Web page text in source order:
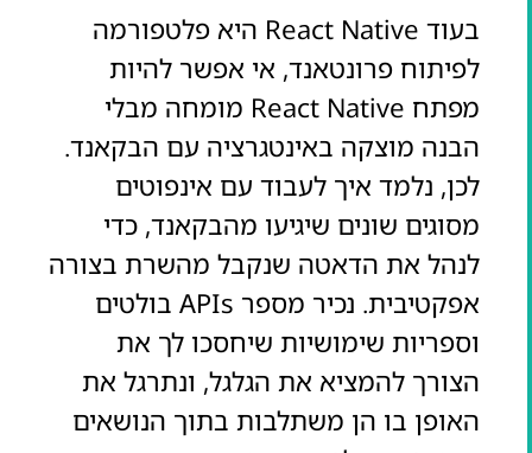
בעוד React Native היא פלטפורמה
לפיתוח פרונטאנד, אי אפשר להיות
מפתח React Native מומחה מבלי
הבנה מוצקה באינטגרציה עם הבקאנד.
לכן, נלמד איך לעבוד עם אינפוטים
מסוגים שונים שיגיעו מהבקאנד, כדי
לנהל את הדאטה שנקבל מהשרת בצורה
אפקטיבית. נכיר מספר APIs בולטים
וספריות שימושיות שיחסכו לך את
הצורך להמציא את הגלגל, ונתרגל את
האופן בו הן משתלבות בתוך הנושאים